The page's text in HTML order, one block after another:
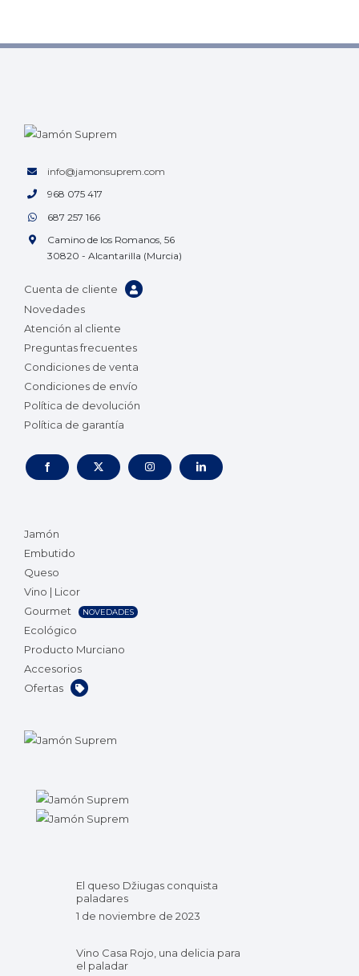
info@jamonsuprem.com
968 075 417
687 257 166
Camino de los Romanos, 56
30820 - Alcantarilla (Murcia)
Cuenta de cliente
Novedades
Atención al cliente
Preguntas frecuentes
Condiciones de venta
Condiciones de envío
Política de devolución
Política de garantía
Jamón
Embutido
Queso
Vino | Licor
Gourmet
NOVEDADES
Ecológico
Producto Murciano
Accesorios
Ofertas
El queso Džiugas conquista
paladares
1 de noviembre de 2023
Vino Casa Rojo, una delicia para
el paladar